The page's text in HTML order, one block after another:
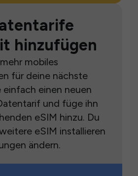
hinzufügen
mobiles
für deine nächste
einfach einen neuen
und füge ihn
eSIM hinzu. Du
eSIM installieren
ändern.